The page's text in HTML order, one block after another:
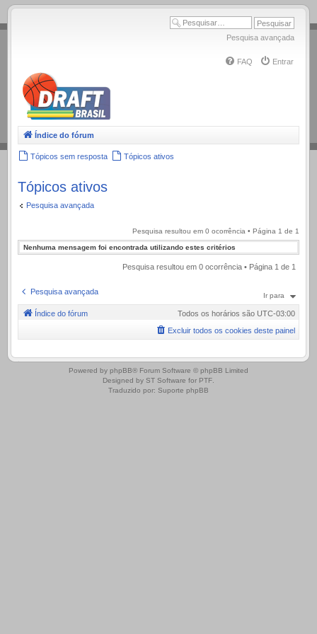
.
Pesquisa avançada
FAQ Entrar
Índice do fórum
Tópicos sem resposta Tópicos ativos
Tópicos ativos
Pesquisa avançada
Pesquisa resultou em 0 ocorrência • Página 1 de 1
Nenhuma mensagem foi encontrada utilizando estes critérios
Pesquisa resultou em 0 ocorrência • Página 1 de 1
Pesquisa avançada Ir para
Índice do fórum Todos os horários são UTC-03:00
Excluir todos os cookies deste painel
.
Powered by phpBB® Forum Software © phpBB Limited
Designed by ST Software for PTF
Traduzido por: Suporte phpBB